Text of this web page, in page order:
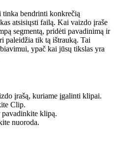
bendrinti konkrečią
atsisiųsti failą. Kai vaizdo įraše
segmentą, pridėti pavadinimą ir
paleidžia tik tą ištrauką. Tai
ypač kai jūsų tikslas yra
įrašą, kuriame įgalinti klipai.
Clip.
pavadinkite klipą.
nuoroda.